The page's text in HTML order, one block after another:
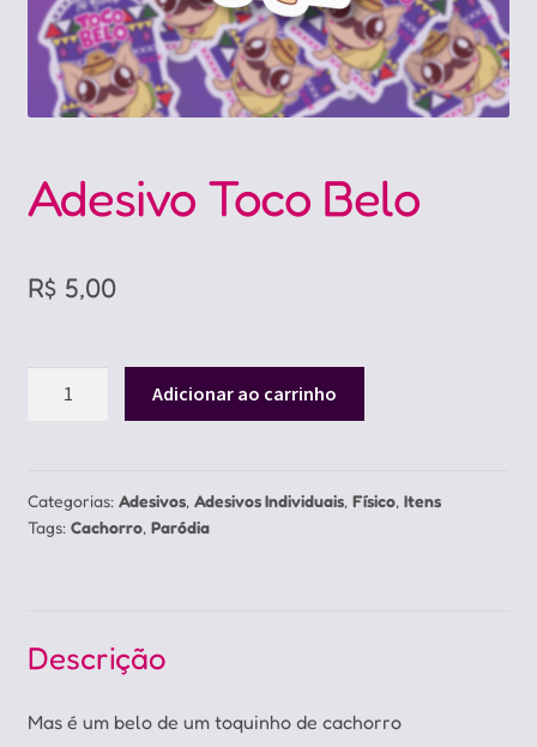
Adesivo Toco Belo
R$ 5,00
Adicionar ao carrinho
Categorias: Adesivos, Adesivos Individuais, Físico, Itens
Tags: Cachorro, Paródia
Descrição
Mas é um belo de um toquinho de cachorro